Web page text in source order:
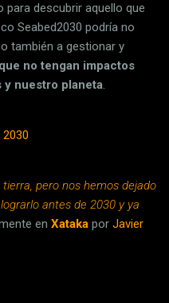
descubrir aquello que
Seabed2030 podría no
también a gestionar y
no tengan impactos
y nuestro planeta.
pero nos hemos dejado
antes de 2030 y ya
en Xataka por Javier